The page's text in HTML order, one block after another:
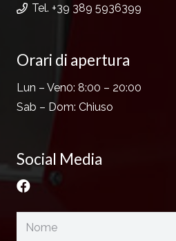
Tel. +39 389 5936399
Orari di apertura
Lun – Ven0: 8:00 – 20:00
Sab – Dom: Chiuso
Social Media